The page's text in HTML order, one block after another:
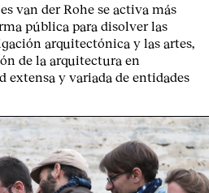
van der Rohe se activa más
pública para disolver las
arquitectónica y las artes,
de la arquitectura en
extensa y variada de entidades